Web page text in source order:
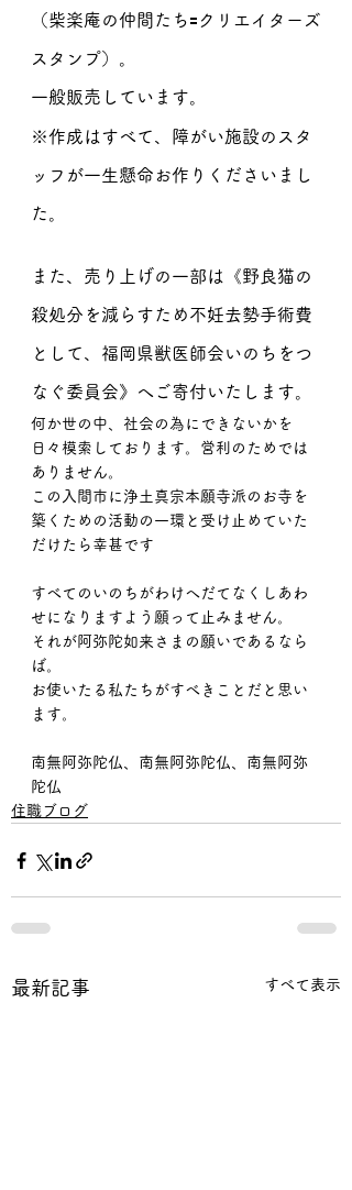
（柴楽庵の仲間たち🟰クリエイターズ
スタンプ）。
一般販売しています。
※作成はすべて、障がい施設のスタ
ッフが一生懸命お作りくださいまし
た。
また、売り上げの一部は《野良猫の
殺処分を減らすため不妊去勢手術費
として、福岡県獣医師会いのちをつ
なぐ委員会》へご寄付いたします。
何か世の中、社会の為にできないかを
日々模索しております。営利のためでは
ありません。
この入間市に浄土真宗本願寺派のお寺を
築くための活動の一環と受け止めていた
だけたら幸甚です
すべてのいのちがわけへだてなくしあわ
せになりますよう願って止みません。
それが阿弥陀如来さまの願いであるなら
ば。
お使いたる私たちがすべきことだと思い
ます。
南無阿弥陀仏、南無阿弥陀仏、南無阿弥
陀仏
住職ブログ
最新記事 すべて表示